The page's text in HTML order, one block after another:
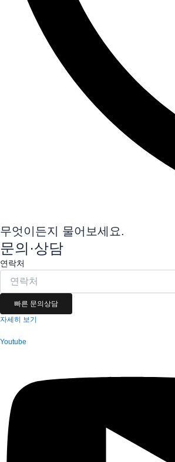
무엇이든지 물어보세요.
문의·상담
연락처
빠른 문의상담
자세히 보기
Youtube